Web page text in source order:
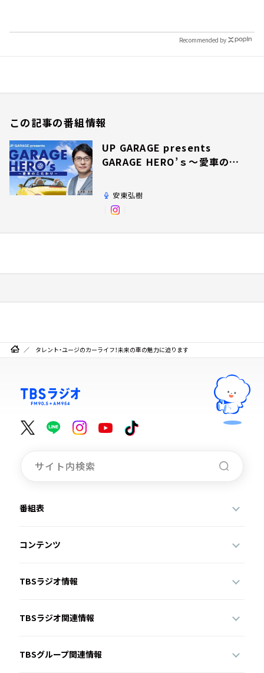
Recommended by
この記事の番組情報
UP GARAGE presents
GARAGE HERO’ｓ～愛車のこ
安東弘樹
タレント・ユージのカーライフ！未来の車の魅力に迫ります
番組表
コンテンツ
TBSラジオ情報
TBSラジオ関連情報
TBSグループ関連情報